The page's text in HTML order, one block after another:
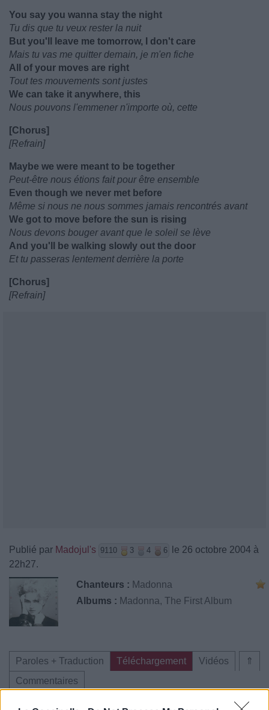
You say you wanna stay the night
Tu dis que tu veux rester la nuit
But you'll leave me tomorrow, I don't care
Mais tu vas me quitter demain, je m'en fiche
All of your moves are right
Tout tes mouvements sont justes
We can take it anywhere, this
Nous pouvons l'emmener n'importe où, cette
[Chorus]
[Refrain]
Maybe we were meant to be together
Peut-être nous étions fait pour être ensemble
Even though we never met before
Même si nous ne nous sommes jamais rencontrés avant
We got to move before the sun is rising
Nous devons bouger avant que le soleil se lève
And you'll be walking slowly out the door
Et tu passeras lentement derrière la porte
[Chorus]
[Refrain]
Publié par Madojul's 9110 3 4 6
le 26 octobre 2004 à
22h27.
Chanteurs : Madonna
Albums : Madonna, The First Album
⇑
Paroles + Traduction Téléchargement
Vidéos
Commentaires